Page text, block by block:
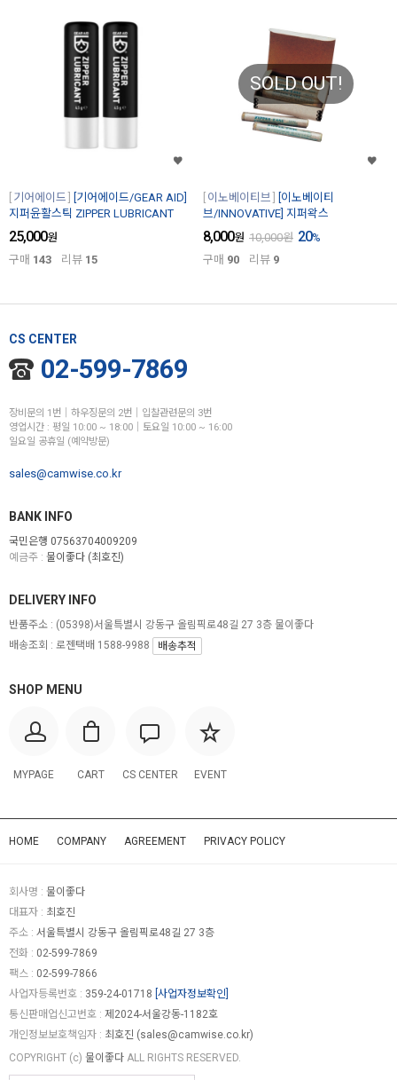
기어에이드
[기어에이드/GEAR AID]
지퍼윤활스틱 ZIPPER LUBRICANT
25,000원
구매 143 리뷰 15
SOLD OUT!
이노베이티브
[이노베이티
브/INNOVATIVE] 지퍼왁스
8,000원 10,000원 20%
구매 90 리뷰 9
CS CENTER
02-599-7869
장비문의 1번│하우징문의 2번│입찰관련문의 3번
영업시간 : 평일 10:00 ~ 18:00│토요일 10:00 ~ 16:00
일요일 공휴일 (예약방문)
sales@camwise.co.kr
BANK INFO
국민은행 07563704009209
예금주 : 물이좋다 (최호진)
SHOP MENU
MYPAGE CART CS CENTER EVENT
DELIVERY INFO
반품주소 : (05398)서울특별시 강동구 올림픽로48길 27 3층 물이좋다
배송조회 : 로젠택배 1588-9988
배송추적
HOME COMPANY AGREEMENT PRIVACY POLICY
회사명 : 물이좋다
대표자 : 최호진
주소 : 서울특별시 강동구 올림픽로48길 27 3층
전화 : 02-599-7869
팩스 : 02-599-7866
사업자등록번호 : 359-24-01718 [사업자정보확인]
통신판매업신고번호 : 제2024-서울강동-1182호
개인정보보호책임자 : 최호진 (sales@camwise.co.kr)
COPYRIGHT (c) 물이좋다 ALL RIGHTS RESERVED.